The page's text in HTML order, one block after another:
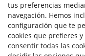
tus preferencias
navegación. Hemos
configuración que te
cookies que prefieres y
consentir todas las